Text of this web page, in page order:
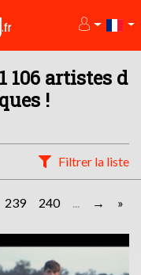
106 artistes d
!
Filtrer la liste
239 240 ... »